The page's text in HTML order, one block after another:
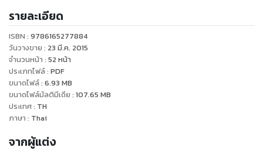
ดนตรีอย่างแท้จริง
รายละเอียด
ISBN : 9786165277884
วันวางขาย : 23 มี.ค. 2015
จำนวนหน้า : 52 หน้า
ประเภทไฟล์: PDF
ขนาดไฟล์: 6.93 MB
ขนาดไฟล์มัลติมีเดีย : 107.65 MB
ประเทศ: TH
ภาษา : Thai
จากผู้แต่ง